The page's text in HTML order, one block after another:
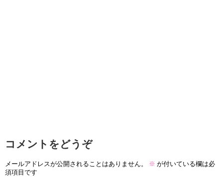
コメントをどうぞ
メールアドレスが公開されることはありません。 ※ が付いている欄は必
須項目です